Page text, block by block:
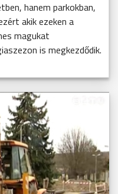
hanem parkokban,
akik ezeken a
magukat
is megkezdődik.